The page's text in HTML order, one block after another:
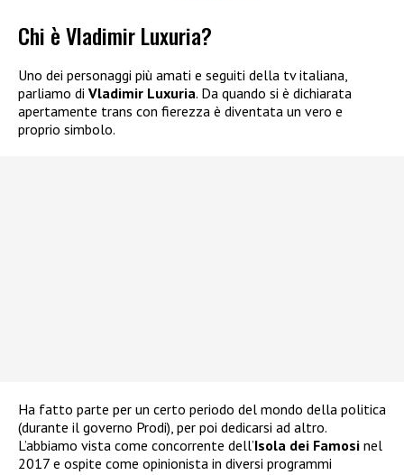
Chi è Vladimir Luxuria?
Uno dei personaggi più amati e seguiti della tv italiana,
parliamo di Vladimir Luxuria. Da quando si è dichiarata
apertamente trans con fierezza è diventata un vero e
proprio simbolo.
Ha fatto parte per un certo periodo del mondo della politica
(durante il governo Prodi), per poi dedicarsi ad altro.
L’abbiamo vista come concorrente dell’Isola dei Famosi nel
2017 e ospite come opinionista in diversi programmi